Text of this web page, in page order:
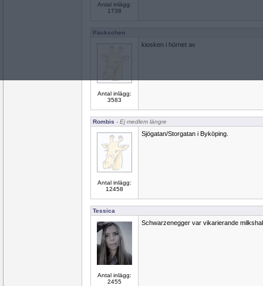
Antal inlägg:
1738
Päckschen
Antal inlägg:
3583
kiosken i hörnet av
Rombis - Ej medlem längre
Antal inlägg:
12458
Sjögatan/Storgatan i Byköping.
Tessica
Antal inlägg:
2455
Schwarzenegger var vikarierande